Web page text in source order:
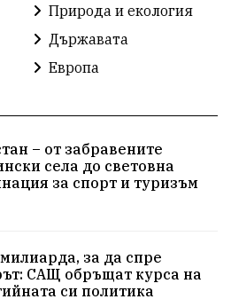
животни гордост
родолюбие
пътища еврозона
правителство история
Природа и екология
Държавата
Европа
– от забравените
села до световна
за спорт и туризъм
за да спре
САЩ обръщат курса на
си политика